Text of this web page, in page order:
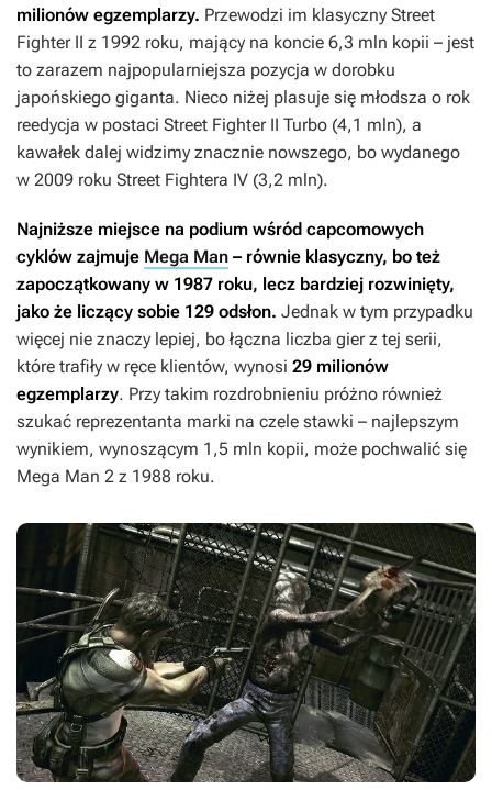
milionów egzemplarzy. Przewodzi im klasyczny Street
Fighter II z 1992 roku, mający na koncie 6,3 mln kopii – jest
to zarazem najpopularniejsza pozycja w dorobku
japońskiego giganta. Nieco niżej plasuje się młodsza o rok
reedycja w postaci Street Fighter II Turbo (4,1 mln), a
kawałek dalej widzimy znacznie nowszego, bo wydanego
w 2009 roku Street Fightera IV (3,2 mln).
Najniższe miejsce na podium wśród capcomowych
cyklów zajmuje Mega Man – równie klasyczny, bo też
zapoczątkowany w 1987 roku, lecz bardziej rozwinięty,
jako że liczący sobie 129 odsłon. Jednak w tym przypadku
więcej nie znaczy lepiej, bo łączna liczba gier z tej serii,
które trafiły w ręce klientów, wynosi 29 milionów
egzemplarzy. Przy takim rozdrobnieniu próżno również
szukać reprezentanta marki na czele stawki – najlepszym
wynikiem, wynoszącym 1,5 mln kopii, może pochwalić się
Mega Man 2 z 1988 roku.